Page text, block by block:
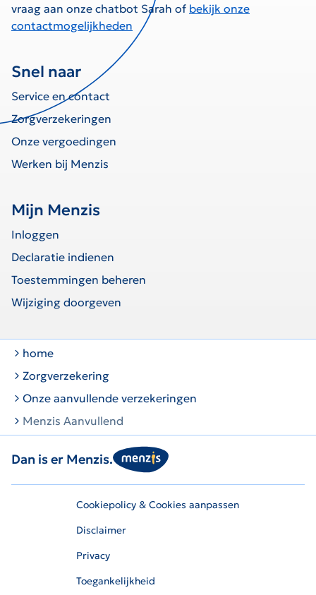
vraag aan onze chatbot Sarah of bekijk onze
contactmogelijkheden
Snel naar
Service en contact
Zorgverzekeringen
Onze vergoedingen
Werken bij Menzis
Mijn Menzis
Inloggen
Declaratie indienen
Toestemmingen beheren
Wijziging doorgeven
home
Zorgverzekering
Onze aanvullende verzekeringen
Menzis Aanvullend
Dan is er Menzis.
Cookiepolicy & Cookies aanpassen
Disclaimer
Privacy
Toegankelijkheid